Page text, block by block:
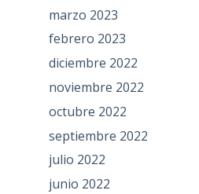
marzo 2023
febrero 2023
diciembre 2022
noviembre 2022
octubre 2022
septiembre 2022
julio 2022
junio 2022